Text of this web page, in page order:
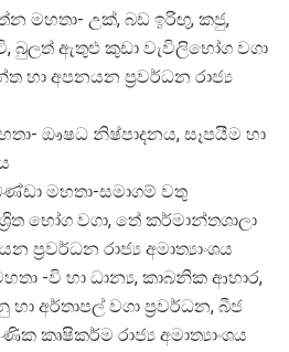
මහතා- උක්, බඩ ඉරිඟු, කජු,
බුලත් ඇතුළු කුඩා වැවිලිභෝග වගා
හා අපනයන ප්‍රවර්ධන රාජ්‍ය
ඖෂධ නිෂ්පාදනය, සෑපයීම හා
මහතා-සමාගම් වතු
භෝග වගා, තේ කර්මාන්තශාලා
රාජ්‍ය අමාත්‍යාංශය
-වි හා ධාන්‍ය, කාබනික ආහාර,
අර්තාපල් වගා ප්‍රවර්ධන, බීජ
කෘෂිකර්ම රාජ්‍ය අමාත්‍යාංශය